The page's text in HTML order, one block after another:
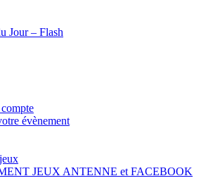
Jour – Flash
évènement
JEUX ANTENNE et FACEBOOK